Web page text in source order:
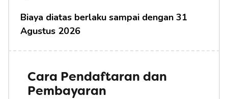
Biaya diatas berlaku sampai dengan 31
Agustus 2026
Cara Pendaftaran dan
Pembayaran